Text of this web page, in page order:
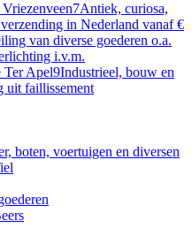
7Antiek, curiosa,
in Nederland vanaf €
van diverse goederen o.a.
i.v.m.
Ter Apel9Industrieel, bouw en
uit faillissement
boten, voertuigen en diversen